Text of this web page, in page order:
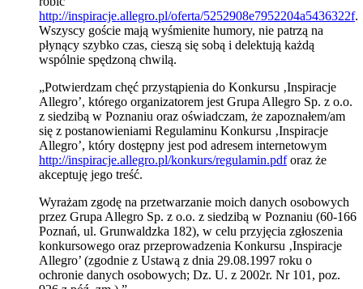
http://inspiracje.allegro.pl/oferta/5252908e7952204a5436322f.
Wszyscy goście mają wyśmienite humory, nie patrzą na
płynący szybko czas, cieszą się sobą i delektują każdą
wspólnie spędzoną chwilą.
„Potwierdzam chęć przystąpienia do Konkursu ‚Inspiracje
Allegro’, którego organizatorem jest Grupa Allegro Sp. z o.o.
z siedzibą w Poznaniu oraz oświadczam, że zapoznałem/am
się z postanowieniami Regulaminu Konkursu ‚Inspiracje
Allegro’, który dostępny jest pod adresem internetowym
http://inspiracje.allegro.pl/konkurs/regulamin.pdforaz że
akceptuję jego treść.
Wyrażam zgodę na przetwarzanie moich danych osobowych
przez Grupa Allegro Sp. z o.o. z siedzibą w Poznaniu (60-166
Poznań, ul. Grunwaldzka 182), w celu przyjęcia zgłoszenia
konkursowego oraz przeprowadzenia Konkursu ‚Inspiracje
Allegro’ (zgodnie z Ustawą z dnia 29.08.1997 roku o
ochronie danych osobowych; Dz. U. z 2002r. Nr 101, poz.